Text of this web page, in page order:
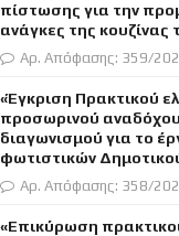
πίστωσης για την
ανάγκες της
Αρ. Απόφασης: 359/
«Έγκριση Πρακτικού
προσωρινού αναδόχου
διαγωνισμού για το
φωτιστικών
Αρ. Απόφασης: 358/
«Επικύρωση